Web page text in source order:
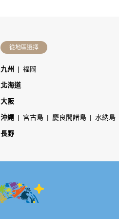
從地區選擇
九州 福岡
北海道
大阪
沖繩 宮古島 慶良間諸島 水納島
長野